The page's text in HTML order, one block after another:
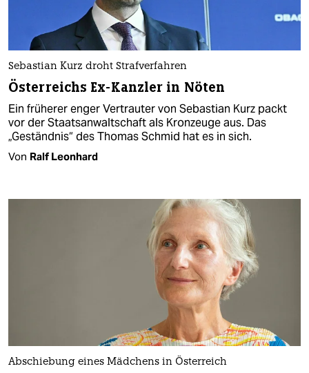
Sebastian Kurz droht Strafverfahren
Österreichs Ex-Kanzler in Nöten
Ein früherer enger Vertrauter von Sebastian Kurz packt
vor der Staatsanwaltschaft als Kronzeuge aus. Das
„Geständnis“ des Thomas Schmid hat es in sich.
Von Ralf Leonhard
Abschiebung eines Mädchens in Österreich